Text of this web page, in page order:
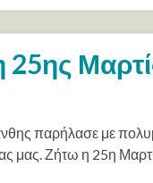
παρήλασε με
μας. Ζήτω η 25η